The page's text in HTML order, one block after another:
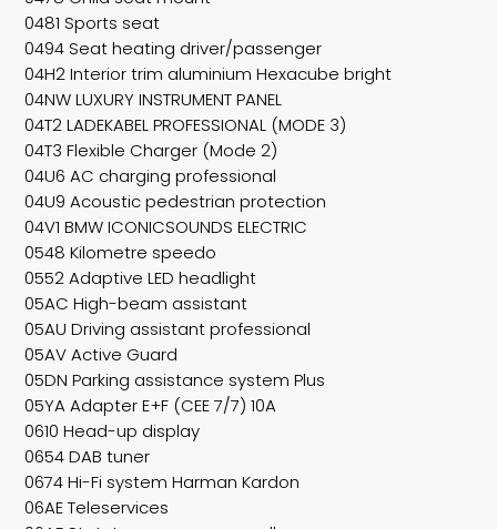
0481 Sports seat
0494 Seat heating driver/passenger
04H2 Interior trim aluminium Hexacube bright
04NW LUXURY INSTRUMENT PANEL
04T2 LADEKABEL PROFESSIONAL (MODE 3)
04T3 Flexible Charger (Mode 2)
04U6 AC charging professional
04U9 Acoustic pedestrian protection
04V1 BMW ICONICSOUNDS ELECTRIC
0548 Kilometre speedo
0552 Adaptive LED headlight
05AC High-beam assistant
05AU Driving assistant professional
05AV Active Guard
05DN Parking assistance system Plus
05YA Adapter E+F (CEE 7/7) 10A
0610 Head-up display
0654 DAB tuner
0674 Hi-Fi system Harman Kardon
06AE Teleservices